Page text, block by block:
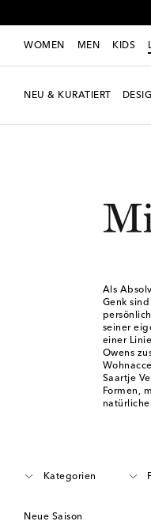
WOMEN MEN KIDS
NEU & KURATIERT
Als
Genk
seiner
einer
Owens
Saartje
Formen,
Kategorien
Neue Saison